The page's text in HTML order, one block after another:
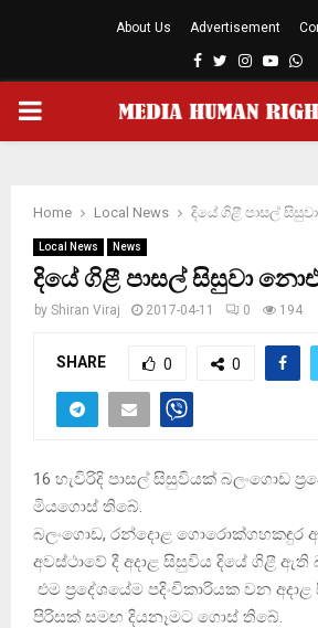
About Us Advertisement
Facebook
TwitterInstagram
PRIMARY
Home Local News දියේ ගිළී පාසල්
Local News News
දියේ ගිළී පාසල් සිසුවා
by Shiran Viraj 2017-04-11 0 194
SHARE 0 0
16 හැවිරිදි පාසල් සිසුවියක් බලංගොඩ
මියගොස් තිබේ.
බලංගොඩ, රන්දොළ ගොරොක්ගහකඳුර
අවස්ථාවේ දී අදාළ සිසුවිය දියේ ගිළී ඇති
එම ප්‍රදේශයේම පදිංචිකාරියක වන
පිරිසක් සමඟ දියනෑමට ගොස් තිබේ.